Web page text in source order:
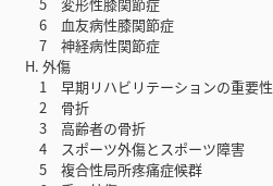
6 血友病性膝関節症
7 神経病性関節症
H. 外傷
1 早期リハビリテーションの重要性
2 骨折
3 高齢者の骨折
4 スポーツ外傷とスポーツ障害
5 複合性局所疼痛症候群